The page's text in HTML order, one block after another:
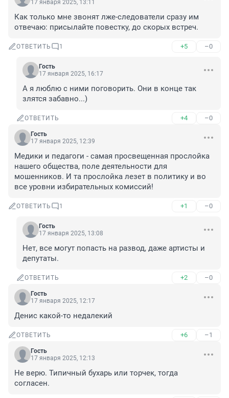
17 января 2025, 13:11
Как только мне звонят лже-следователи сразу им
отвечаю: присылайте повестку, до скорых встреч.
ОТВЕТИТЬ 1 +5 –0
Гость
17 января 2025, 16:17
А я люблю с ними поговорить. Они в конце так
злятся забавно...)
ОТВЕТИТЬ +4 –0
Гость
17 января 2025, 12:39
Медики и педагоги - самая просвещенная прослойка
нашего общества, поле деятельности для
мошенников. И та прослойка лезет в политику и во
все уровни избирательных комиссий!
ОТВЕТИТЬ 1 +1 –0
Гость
17 января 2025, 13:08
Нет, все могут попасть на развод, даже артисты и
депутаты.
ОТВЕТИТЬ +2 –0
Гость
17 января 2025, 12:17
Денис какой-то недалекий
ОТВЕТИТЬ +6 –1
Гость
17 января 2025, 12:13
Не верю. Типичный бухарь или торчек, тогда
согласен.